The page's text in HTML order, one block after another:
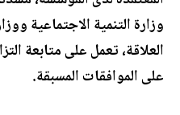
وزارة التنمية الاجتماعية
العلاقة، تعمل على متابعة
على الموافقات المسبقة.